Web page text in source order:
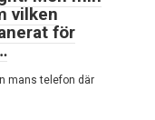
vilken
för
mans telefon där